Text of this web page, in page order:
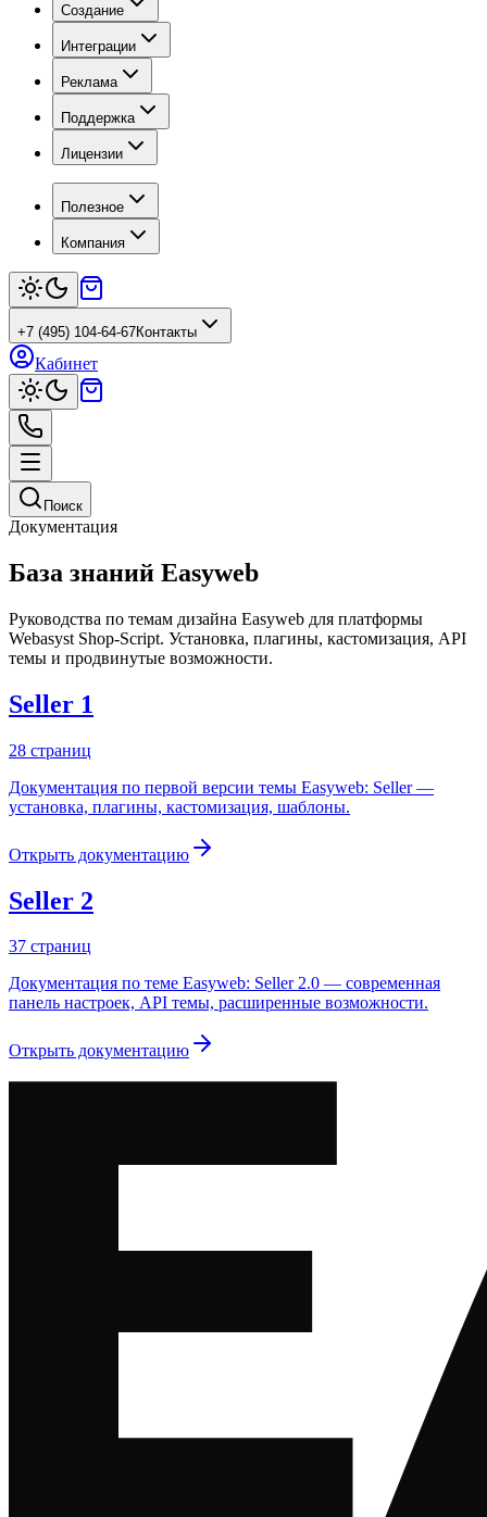
Создание
Интеграции
Реклама
Поддержка
Лицензии
Полезное
Компания
+7 (495) 104-64-67Контакты
Кабинет
Поиск
Документация
База знаний Easyweb
Руководства по темам дизайна Easyweb для платформы
Webasyst Shop-Script. Установка, плагины, кастомизация, API
темы и продвинутые возможности.
Seller 1
28 страниц
Документация по первой версии темы Easyweb: Seller —
установка, плагины, кастомизация, шаблоны.
Открыть документацию
Seller 2
37 страниц
Документация по теме Easyweb: Seller 2.0 — современная
панель настроек, API темы, расширенные возможности.
Открыть документацию